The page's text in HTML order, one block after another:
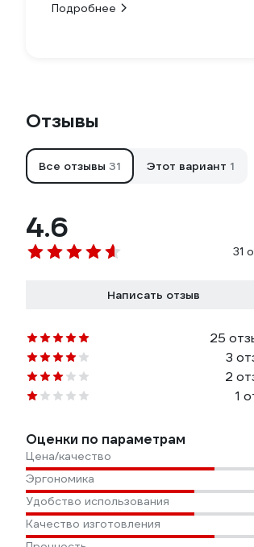
Подробнее
Отзывы
Все отзывы 31 Этот вариант 1
4.6
31
Написать отзыв
25
3
2
1
Оценки по параметрам
Цена/качество
Эргономика
Удобство использования
Качество изготовления